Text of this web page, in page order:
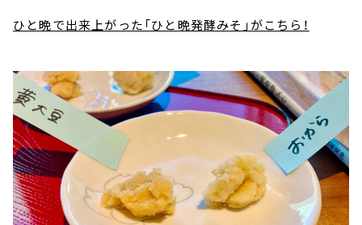
ひと晩で出来上がった「ひと晩発酵みそ」がこちら！